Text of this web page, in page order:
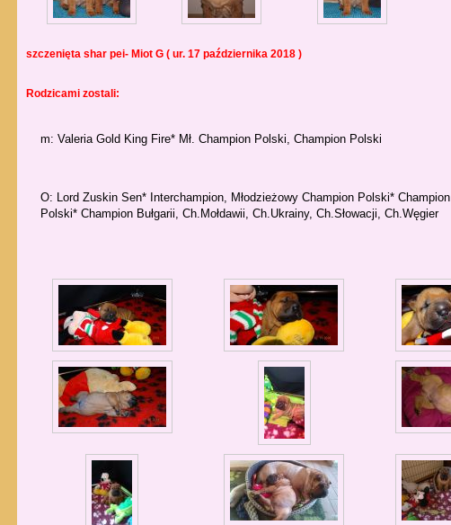
szczenięta shar pei- Miot G ( ur. 17 października 2018 )
Rodzicami zostali:
m: Valeria Gold King Fire* Mł. Champion Polski, Champion Polski
O: Lord Zuskin Sen* Interchampion, Młodzieżowy Champion Polski* Champion
Polski* Champion Bułgarii, Ch.Mołdawii, Ch.Ukrainy, Ch.Słowacji, Ch.Węgier